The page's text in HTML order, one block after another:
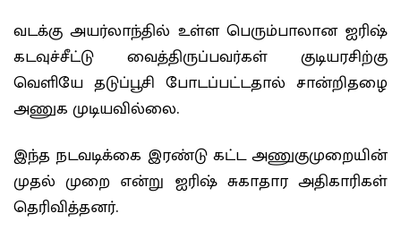
வடக்கு அயர்லாந்தில் உள்ள பெரும்பாலான ஐரிஷ்
கடவுச்சீட்டு வைத்திருப்பவர்கள் குடியரசிற்கு
வெளியே தடுப்பூசி போடப்பட்டதால் சான்றிதழை
அணுக முடியவில்லை.
இந்த நடவடிக்கை இரண்டு கட்ட அணுகுமுறையின்
முதல் முறை என்று ஐரிஷ் சுகாதார அதிகாரிகள்
தெரிவித்தனர்.